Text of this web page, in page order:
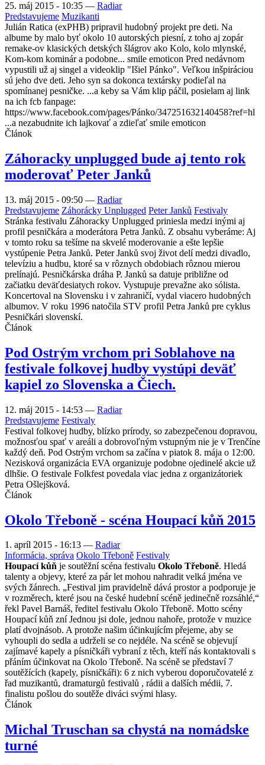
25. máj 2015 - 10:35 — Radiar
Predstavujeme Muzikanti
Julián Ratica (exPHB) pripravil hudobný projekt pre deti. Na
albume by malo byť okolo 10 autorských piesní, z toho aj zopár
remake-ov klasických detských šlágrov ako Kolo, kolo mlynské,
Kom-kom kominár a podobne... smile emoticon Pred nedávnom
vypustili už aj singel a videoklip "Išiel Pánko". Veľkou inšpiráciou
sú jeho dve deti. Jeho syn sa dokonca textársky podieľal na
spomínanej pesničke. ...a keby sa Vám klip páčil, posielam aj link
na ich fcb fanpage:
https://www.facebook.com/pages/Pánko/347251632140458?ref=hl
...a nezabudnite ich lajkovať a zdieľať smile emoticon
Článok
Záhoracky unplugged bude aj tento rok
moderovať Peter Janků
13. máj 2015 - 09:50 — Radiar
Predstavujeme Záhorácky Unplugged Peter Janků Festivaly
Stránka festivalu Záhoracky Unplugged priniesla medzi inými aj
profil pesničkára a moderátora Petra Janků. Z obsahu vyberáme: Aj
v tomto roku sa tešíme na skvelé moderovanie a ešte lepšie
vystúpenie Petra Janků. Peter Janků svoj život delí medzi divadlo,
televíziu a hudbu, ktoré sa v rôznych obdobiach rôznou mierou
prelínajú. Pesničkárska dráha P. Janků sa datuje približne od
začiatku deväťdesiatych rokov. Vystupuje prevažne ako sólista.
Koncertoval na Slovensku i v zahraničí, vydal viacero hudobných
albumov. V roku 1996 natočila STV profil Petra Janků pre cyklus
Pesničkári slovenskí.
Článok
Pod Ostrým vrchom pri Soblahove na
festivale folkovej hudby vystúpi deväť
kapiel zo Slovenska a Čiech.
12. máj 2015 - 14:53 — Radiar
Predstavujeme Festivaly
Festival folkovej hudby, blízko prírody, so zabezpečenou dopravou,
možnosťou spať v areáli a dobrovoľným vstupným nie je v Trenčíne
každý deň. Pod Ostrým vrchom sa začína v piatok 8. mája o 12:00.
Nezisková organizácia EVA organizuje podobne ojedinelé akcie už
dlhšie. O festivale Folkfest povedala viac jedna z organizátoriek
Petra Ošlejšková.
Článok
Okolo Třeboně - scéna Houpací kůň 2015
1. apríl 2015 - 16:13 — Radiar
Informácia, správa Okolo Třeboně Festivaly
Houpací kůň je soutěžní scéna festivalu Okolo Třeboně. Hledá
talenty a objevy, které za pár let mohou nahradit velká jména ve
svých žánrech. „Festival jim pravidelně dává prostor a podporuje je
v rozměrech, které jsou na české hudební scéně jedinečně rozsáhlé,“
řekl Pavel Barnáš, ředitel festivalu Okolo Třeboně. Motto scény
Houpací kůň zní Jednou jsi dole, jednou nahoře, protože v muzice
platí dvojnásob. A protože našim účinkujícím přejeme, aby se
vyhoupli do sedla a udrželi se co nejdéle. Na scéně se objevují
zajímavé kapely a písničkáři vybraní z těch, kteří nás kontaktovali s
přáním účinkovat na Okolo Třeboně. Na scéně se představí 7
soutěžících (kapely, písničkáři): 6 z nich vyberou doporučovatelé z
řad muzikantů, dramaturgů festivalů , rádii a dalších médii, 7.
finalistu pošlou do soutěže diváci svými hlasy.
Článok
Michal Truschan sa chystá na nomádske
turné